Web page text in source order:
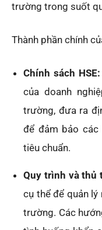
trường trong suốt
Thành phần chính
Chính sách HSE:
của doanh
trường, đưa ra
để đảm bảo các
tiêu chuẩn.
Quy trình và thủ
cụ thể để quản lý
trường. Các